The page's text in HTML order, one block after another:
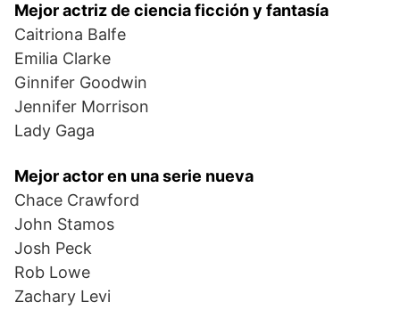
Mejor actriz de ciencia ficción y fantasía
Caitriona Balfe
Emilia Clarke
Ginnifer Goodwin
Jennifer Morrison
Lady Gaga
Mejor actor en una serie nueva
Chace Crawford
John Stamos
Josh Peck
Rob Lowe
Zachary Levi